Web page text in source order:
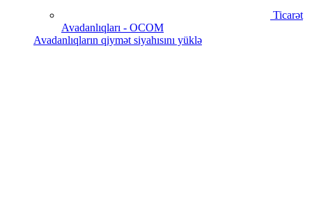
Ticarət
Avadanlıqları - OCOM
Avadanlıqların qiymət siyahısını yüklə